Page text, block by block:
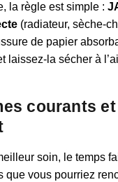
la règle est simple :
(radiateur, sèche-
de papier
laissez-la sécher à
courants
soin, le temps
que vous pourriez